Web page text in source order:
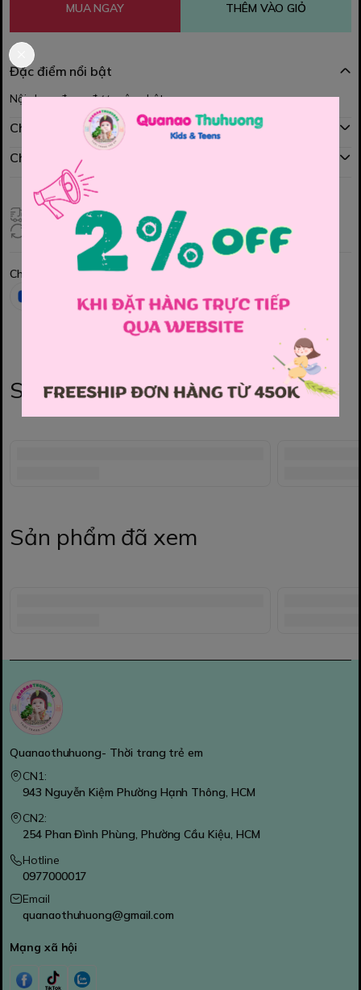
MUA NGAY THÊM VÀO GIỎ
Đặc điểm nổi bật
Nội dung đang được cập nhật
Chính sách mua hàng
Chính sách đổi hàng
Giao hàng toàn quốc
Đổi hàng 3 ngày (HCM), 7 ngày (Tỉnh)
Chia sẻ
Sản phẩm liên quan
Sản phẩm đã xem
Quanaothuhuong- Thời trang trẻ em
CN1:
943 Nguyễn Kiệm Phường Hạnh Thông, HCM
CN2:
254 Phan Đình Phùng, Phường Cầu Kiệu, HCM
Hotline
0977000017
Email
quanaothuhuong@gmail.com
Mạng xã hội